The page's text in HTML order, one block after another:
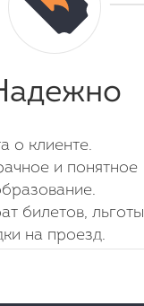
о клиенте.
и понятное
билетов, льготы
на проезд.